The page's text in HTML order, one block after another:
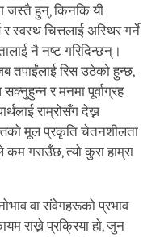
जस्तै हुन्, किनकि यी
स्वस्थ चित्तलाई अस्थिर गर्ने
नै नष्ट गरिदिन्छन्।
तपाईंलाई रिस उठेको हुन्छ,
र मनमा पूर्वाग्रह
राम्रोसँग देख्न
मूल प्रकृति चेतनशीलता
गराउँछ, त्यो कुरा हाम्रा
वा संवेगहरूको प्रभाव
राख्ने प्रक्रिया हो, जुन